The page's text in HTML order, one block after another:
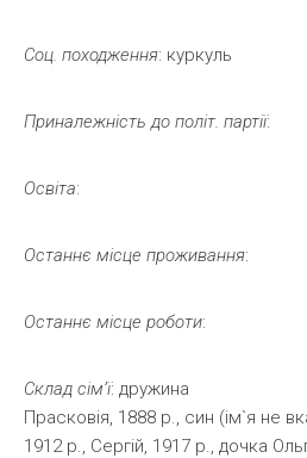
Соц. походження: куркуль
Приналежність до політ. партії:
Освіта:
Останнє місце проживання:
Останнє місце роботи:
Склад сім’ї: дружина
Прасковія, 1888 р., син (ім`я не
1912 р., Сергій, 1917 р., дочка